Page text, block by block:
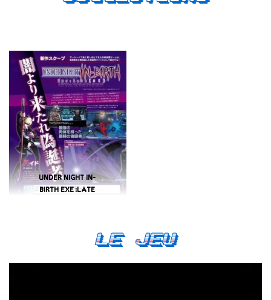
Le Jeu
UNDER NIGHT IN-
BIRTH EXE:LATE